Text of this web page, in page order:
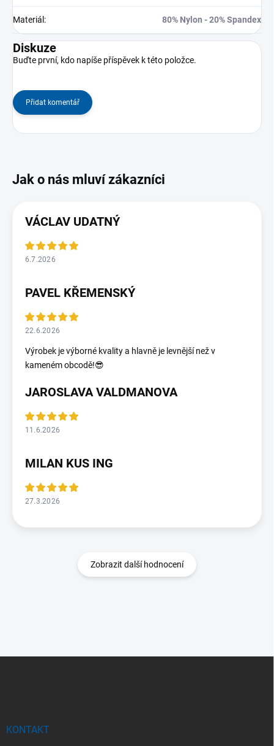
Materiál : 80% Nylon - 20% Spandex
Diskuze
Buďte první, kdo napíše příspěvek k této položce.
Přidat komentář
VÁCLAV UDATNÝ
6.7.2026
PAVEL KŘEMENSKÝ
22.6.2026
Výrobek je výborné kvality a hlavně je levnější než v
kameném obcodě!😎
JAROSLAVA VALDMANOVA
11.6.2026
MILAN KUS ING
27.3.2026
Zobrazit další hodnocení
KONTAKT